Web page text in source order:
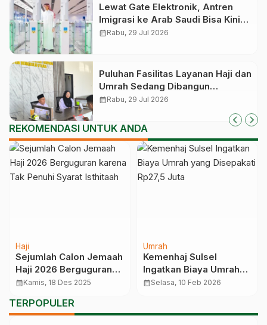
Lewat Gate Elektronik, Antren
Imigrasi ke Arab Saudi Bisa Kini
Cepat
calendar_monthRabu, 29 Jul 2026
Puluhan Fasilitas Layanan Haji dan
Umrah Sedang Dibangun
Kemenhaj, Ada yang Sudah Fase
calendar_monthRabu, 29 Jul 2026
REKOMENDASI UNTUK ANDA
Haji
Sejumlah Calon Jemaah
Haji 2026 Berguguran
karena Tak Penuhi
calendar_monthKamis, 18 Des 2025
Umrah
Kemenhaj Sulsel
Ingatkan Biaya Umrah
yang Disepakati Rp27,5
calendar_monthSelasa, 10 Feb 2026
TERPOPULER